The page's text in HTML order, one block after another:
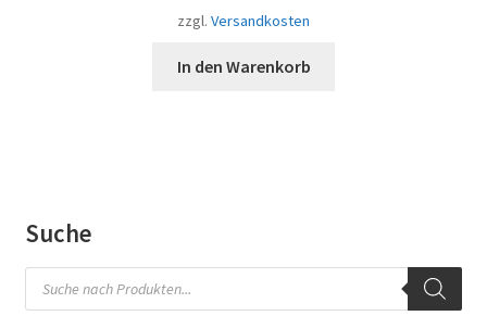
zzgl. Versandkosten
In den Warenkorb
Suche
Products
search